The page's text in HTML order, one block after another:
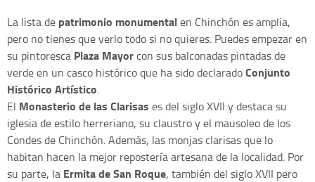
La lista de patrimonio monumentalen Chinchón es amplia,
pero no tienes que verlo todo si no quieres. Puedes empezar en
su pintoresca Plaza Mayorcon sus balconadas pintadas de
verde en un casco histórico que ha sido declaradoConjunto
Histórico Artístico.
El Monasterio de las Clarisas es del siglo XVII y destaca su
iglesia de estilo herreriano, su claustro y el mausoleo de los
Condes de Chinchón. Además, las monjas clarisas que lo
habitan hacen la mejor repostería artesana de la localidad. Por
su parte, la Ermita de San Roque, también del siglo XVII pero